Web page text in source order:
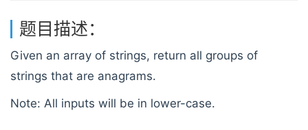
题目描述：
Given an array of strings, return all groups of
strings that are anagrams.
Note: All inputs will be in lower-case.